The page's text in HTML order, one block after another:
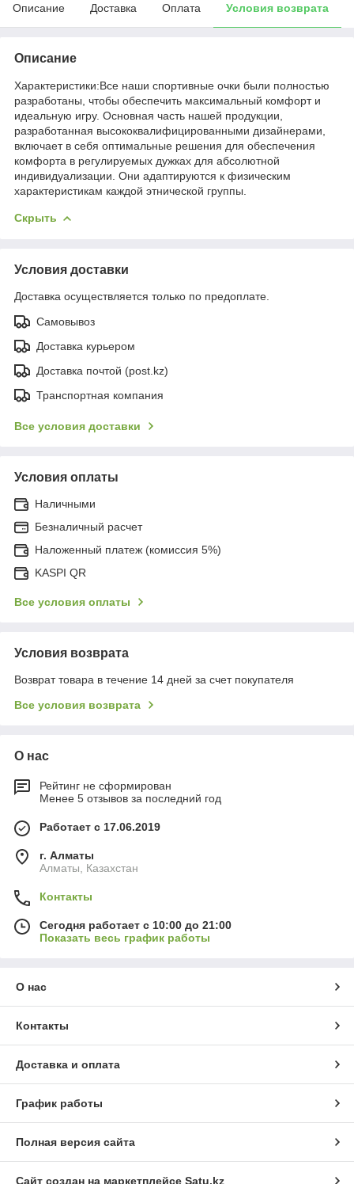
Описание Доставка Оплата Условия возврата
Описание
Характеристики:Все наши спортивные очки были полностью
разработаны, чтобы обеспечить максимальный комфорт и
идеальную игру. Основная часть нашей продукции,
разработанная высококвалифицированными дизайнерами,
включает в себя оптимальные решения для обеспечения
комфорта в регулируемых дужках для абсолютной
индивидуализации. Они адаптируются к физическим
характеристикам каждой этнической группы.
Скрыть
Условия доставки
Доставка осуществляется только по предоплате.
Самовывоз
Доставка курьером
Доставка почтой (post.kz)
Транспортная компания
Все условия доставки
Условия оплаты
Наличными
Безналичный расчет
Наложенный платеж (комиссия 5%)
KASPI QR
Все условия оплаты
Условия возврата
Возврат товара в течение 14 дней за счет покупателя
Все условия возврата
О нас
Рейтинг не сформирован
Менее 5 отзывов за последний год
Работает с 17.06.2019
г. Алматы
Алматы, Казахстан
Контакты
Сегодня работает с 10:00 до 21:00
Показать весь график работы
О нас
Контакты
Доставка и оплата
График работы
Полная версия сайта
Сайт создан на маркетплейсе Satu.kz